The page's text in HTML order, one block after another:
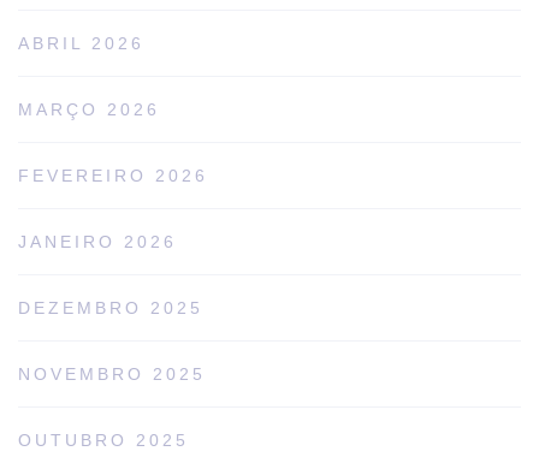
ABRIL 2026
MARÇO 2026
FEVEREIRO 2026
JANEIRO 2026
DEZEMBRO 2025
NOVEMBRO 2025
OUTUBRO 2025